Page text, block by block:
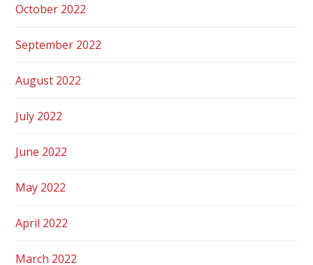
October 2022
September 2022
August 2022
July 2022
June 2022
May 2022
April 2022
March 2022